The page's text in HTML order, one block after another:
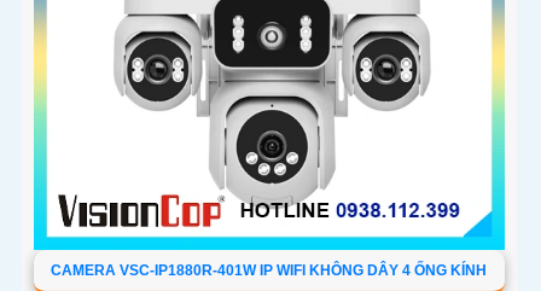
CAMERA VSC-IP1880R-401W IP WIFI KHÔNG DÂY 4 ỐNG KÍNH